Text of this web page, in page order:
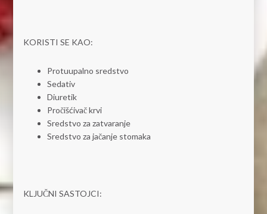
KORISTI SE KAO:
Protuupalno sredstvo
Sedativ
Diuretik
Pročišćivač krvi
Sredstvo za zatvaranje
Sredstvo za jačanje stomaka
KLJUČNI SASTOJCI: